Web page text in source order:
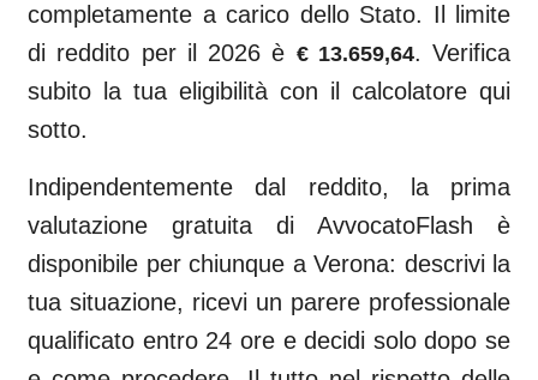
completamente a carico dello Stato. Il limite
di reddito per il 2026 è € 13.659,64. Verifica
subito la tua eligibilità con il calcolatore qui
sotto.
Indipendentemente dal reddito, la prima
valutazione gratuita di AvvocatoFlash è
disponibile per chiunque a Verona: descrivi la
tua situazione, ricevi un parere professionale
qualificato entro 24 ore e decidi solo dopo se